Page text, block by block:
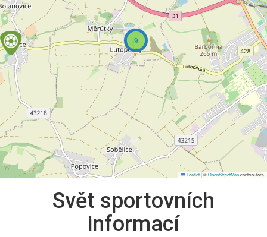
9
Leaflet|©OpenStreetMapcontributors
Svět sportovních
informací